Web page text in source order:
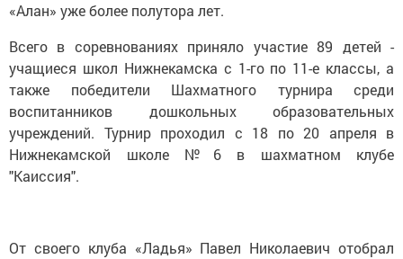
«Алан» уже более полутора лет.
Всего в соревнованиях приняло участие 89 детей -
учащиеся школ Нижнекамска с 1-го по 11-е классы, а
также победители Шахматного турнира среди
воспитанников дошкольных образовательных
учреждений. Турнир проходил с 18 по 20 апреля в
Нижнекамской школе №6 в шахматном клубе
"Каиссия".
От своего клуба «Ладья» Павел Николаевич отобрал